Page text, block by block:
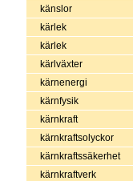
känslor
kärlek
kärlek
kärlväxter
kärnenergi
kärnfysik
kärnkraft
kärnkraftsolyckor
kärnkraftssäkerhet
kärnkraftverk